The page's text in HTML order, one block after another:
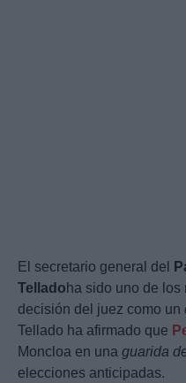
El secretario general del
Tellado ha sido uno de
decisión del juez como un
Tellado ha afirmado que
Moncloa en una guarida
elecciones anticipadas.